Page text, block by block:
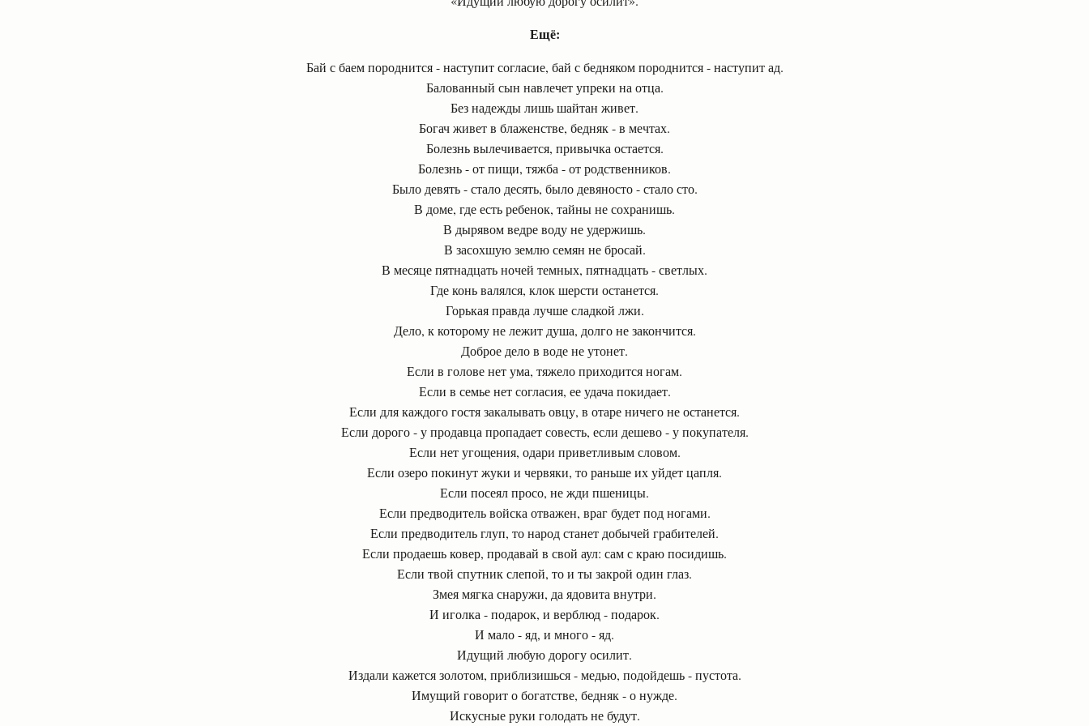
Ещё:
Бай с баем породнится - наступит согласие, бай с бедняком породнится - наступит ад.
Балованный сын навлечет упреки на отца.
Без надежды лишь шайтан живет.
Богач живет в блаженстве, бедняк - в мечтах.
Болезнь вылечивается, привычка остается.
Болезнь - от пищи, тяжба - от родственников.
Было девять - стало десять, было девяносто - стало сто.
В доме, где есть ребенок, тайны не сохранишь.
В дырявом ведре воду не удержишь.
В засохшую землю семян не бросай.
В месяце пятнадцать ночей темных, пятнадцать - светлых.
Где конь валялся, клок шерсти останется.
Горькая правда лучше сладкой лжи.
Дело, к которому не лежит душа, долго не закончится.
Доброе дело в воде не утонет.
Если в голове нет ума, тяжело приходится ногам.
Если в семье нет согласия, ее удача покидает.
Если для каждого гостя закалывать овцу, в отаре ничего не останется.
Если дорого - у продавца пропадает совесть, если дешево - у покупателя.
Если нет угощения, одари приветливым словом.
Если озеро покинут жуки и червяки, то раньше их уйдет цапля.
Если посеял просо, не жди пшеницы.
Если предводитель войска отважен, враг будет под ногами.
Если предводитель глуп, то народ станет добычей грабителей.
Если продаешь ковер, продавай в свой аул: сам с краю посидишь.
Если твой спутник слепой, то и ты закрой один глаз.
Змея мягка снаружи, да ядовита внутри.
И иголка - подарок, и верблюд - подарок.
И мало - яд, и много - яд.
Идущий любую дорогу осилит.
Издали кажется золотом, приблизишься - медью, подойдешь - пустота.
Имущий говорит о богатстве, бедняк - о нужде.
Искусные руки голодать не будут.